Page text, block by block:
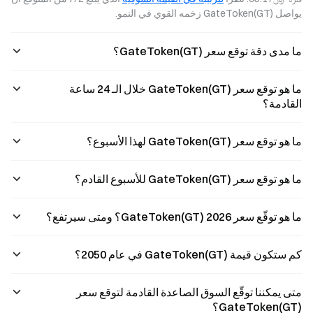
والاستفادة من
Visa حول العالم.
مختلف أنواع
يواصل GateToken(GT) زخمه القوي في النمو.
ما مدى دقة توقع سعر GateToken(GT)؟
ما هو توقع سعر GateToken(GT) خلال الـ 24 ساعة
القادمة؟
ما هو توقع سعر GateToken(GT) لهذا الأسبوع؟
ما هو توقع سعر GateToken(GT) للأسبوع القادم؟
ما هو توقّع سعر GateToken(GT) 2026؟ ومتى سيرتفع؟
كم ستكون قيمة GateToken(GT) في عام 2050؟
متى يمكننا توقّع السوق الصاعدة القادمة لتوقع سعر
GateToken(GT)؟